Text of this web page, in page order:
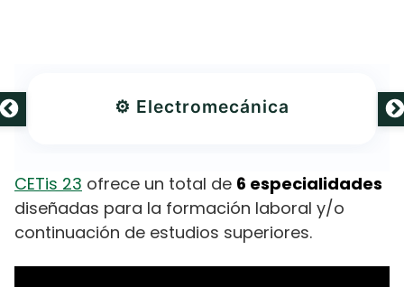
⚙️ Electromecánica
CETis 23 ofrece un total de 6 especialidades
diseñadas para la formación laboral y/o
continuación de estudios superiores.